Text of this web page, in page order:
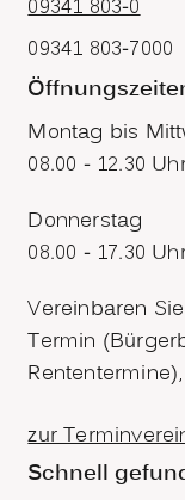
09341 803-0
09341 803-7000
Montag bis
08.00 - 12.30
Donnerstag
08.00 - 17.30
Vereinbaren
Termin
zur
Schnell